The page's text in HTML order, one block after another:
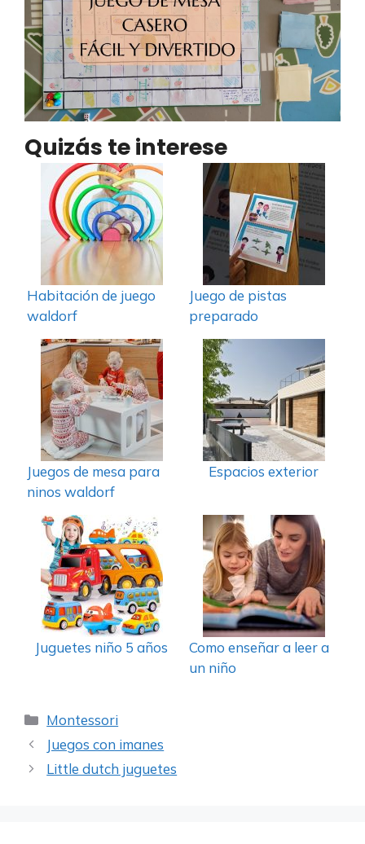
Quizás te interese
Habitación de juego
waldorf
Juego de pistas
preparado
Juegos de mesa para
ninos waldorf
Espacios exterior
Juguetes niño 5 años
Como enseñar a leer a
un niño
Categorías
Montessori
Juegos con imanes
Little dutch juguetes